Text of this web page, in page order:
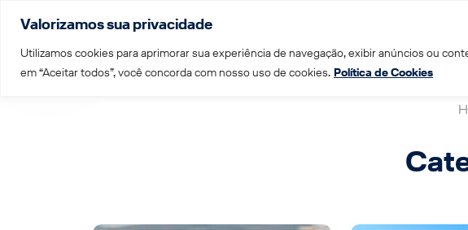
Valorizamos sua privacidade
Utilizamos cookies para aprimorar sua experiência de navegação, exibir anúncios ou
em “Aceitar todos”, você concorda com nosso uso de cookies. Política de Cookies